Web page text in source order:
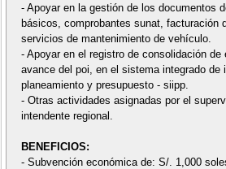
- Apoyar en la gestión de los documentos
básicos, comprobantes sunat, facturación
servicios de mantenimiento de vehículo.
- Apoyar en el registro de consolidación de
avance del poi, en el sistema integrado de
planeamiento y presupuesto - siipp.
- Otras actividades asignadas por el
intendente regional.
BENEFICIOS:
- Subvención económica de: S/. 1,000